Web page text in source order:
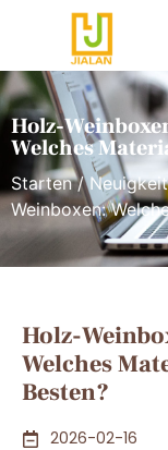
Holz-
Welches
Starten/
Weinboxen:
Holz-
Welches
Besten?
2026-02-16